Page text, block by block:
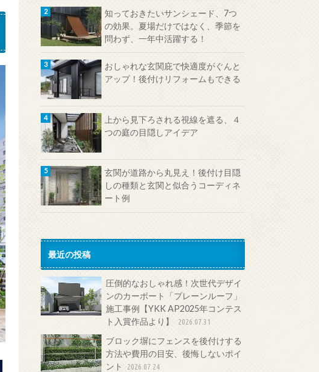
知っておきたいサンシェード、7つ
の効果。夏場だけではなく、季節を
問わず、一年中活躍する！
おしゃれな玄関庇で快適度がぐんと
アップ！後付けリフォームもできる
上から見下ろされる視線を遮る、４
つの庭の目隠しアイデア
玄関が道路から丸見え！後付け目隠
しの種類と玄関と似合うコーディネ
ート例
最近の投稿
圧倒的なおしゃれ感！次世代デザイ
ンのカーポート「プレーンルーフ」
施工事例【YKK AP2025年コンテス
ト入賞作品より】
2026.07.31
ブロック塀にフェンスを後付けする
方法や費用の目安、後悔しないポイ
ント
2026.07.24